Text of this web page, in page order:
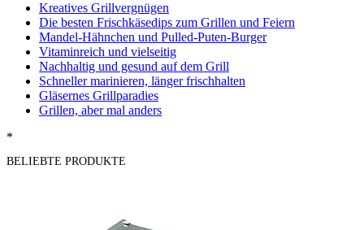
Kreatives Grillvergnügen
Die besten Frischkäsedips zum Grillen und Feiern
Mandel-Hähnchen und Pulled-Puten-Burger
Vitaminreich und vielseitig
Nachhaltig und gesund auf dem Grill
Schneller marinieren, länger frischhalten
Gläsernes Grillparadies
Grillen, aber mal anders
*
BELIEBTE PRODUKTE